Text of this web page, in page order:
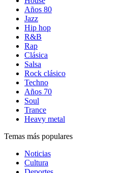
Años 80
Jazz
Hip hop
R&B
Rap
Clásica
Salsa
Rock clásico
Techno
Años 70
Soul
Trance
Heavy metal
Temas más populares
Noticias
Cultura